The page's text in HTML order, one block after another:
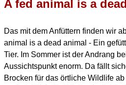
A fed animal is a
Das mit dem Anfüttern finden wir
animal is a dead animal - Ein
Tier. Im Sommer ist der Andrang
Aussichtspunkt enorm. Da fällt
Brocken für das örtliche Wildlife